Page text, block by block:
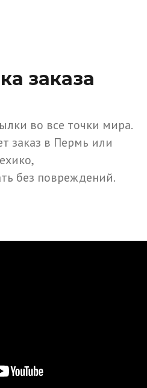
заказа
во все точки мира.
заказ в Пермь или
без повреждений.